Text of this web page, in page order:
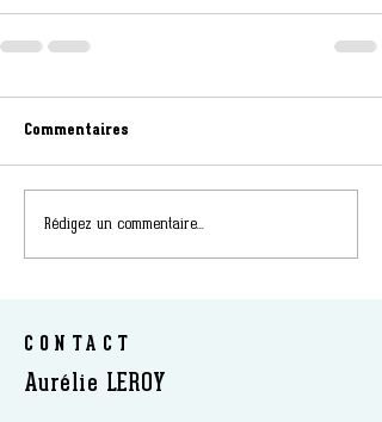
Commentaires
Rédigez un commentaire...
CONTACT
Aurélie LEROY